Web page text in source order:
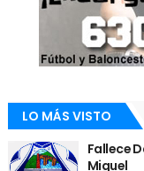
LO MÁS VISTO
Fallece
Miguel